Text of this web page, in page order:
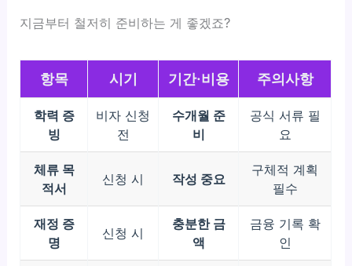
지금부터 철저히 준비하는 게 좋겠죠?
항목 시기 기간·비용 주의사항
학력 증
빙
비자 신청
전
수개월 준
비
공식 서류 필
요
체류 목
적서
신청 시 작성 중요
구체적 계획
필수
재정 증
명
신청 시
충분한 금
액
금융 기록 확
인